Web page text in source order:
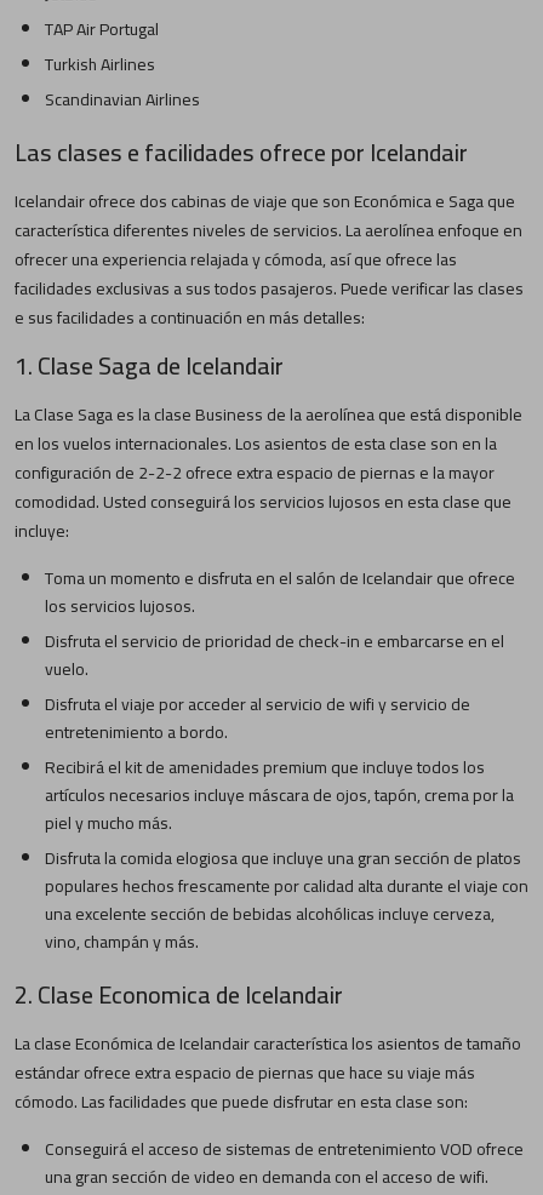
TAP Air Portugal
Turkish Airlines
Scandinavian Airlines
Las clases e facilidades ofrece por Icelandair
Icelandair ofrece dos cabinas de viaje que son Económica e Saga que
característica diferentes niveles de servicios. La aerolínea enfoque en
ofrecer una experiencia relajada y cómoda, así que ofrece las
facilidades exclusivas a sus todos pasajeros. Puede verificar las clases
e sus facilidades a continuación en más detalles:
1. Clase Saga de Icelandair
La Clase Saga es la clase Business de la aerolínea que está disponible
en los vuelos internacionales. Los asientos de esta clase son en la
configuración de 2-2-2 ofrece extra espacio de piernas e la mayor
comodidad. Usted conseguirá los servicios lujosos en esta clase que
incluye:
Toma un momento e disfruta en el salón de Icelandair que ofrece
los servicios lujosos.
Disfruta el servicio de prioridad de check-in e embarcarse en el
vuelo.
Disfruta el viaje por acceder al servicio de wifi y servicio de
entretenimiento a bordo.
Recibirá el kit de amenidades premium que incluye todos los
artículos necesarios incluye máscara de ojos, tapón, crema por la
piel y mucho más.
Disfruta la comida elogiosa que incluye una gran sección de platos
populares hechos frescamente por calidad alta durante el viaje con
una excelente sección de bebidas alcohólicas incluye cerveza,
vino, champán y más.
2. Clase Economica de Icelandair
La clase Económica de Icelandair característica los asientos de tamaño
estándar ofrece extra espacio de piernas que hace su viaje más
cómodo. Las facilidades que puede disfrutar en esta clase son:
Conseguirá el acceso de sistemas de entretenimiento VOD ofrece
una gran sección de video en demanda con el acceso de wifi.